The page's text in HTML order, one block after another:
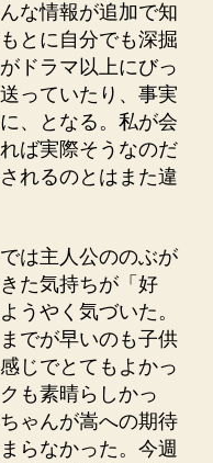
な情報が追加で知
とに自分でも深掘
ドラマ以上にびっ
っていたり、事実
、となる。私が会
ば実際そうなのだ
れるのとはまた違
は主人公ののぶが
た気持ちが「好
うやく気づいた。
でが早いのも子供
じでとてもよかっ
も素晴らしかっ
ゃんが嵩への期待
らなかった。今週